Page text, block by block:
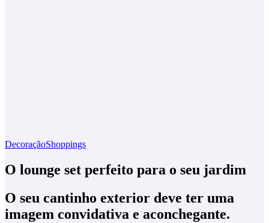
DecoraçãoShoppings
O lounge set perfeito para o seu jardim
O seu cantinho exterior deve ter uma
imagem convidativa e aconchegante.